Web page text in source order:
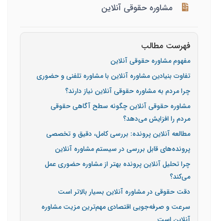
مشاوره حقوقی آنلاین
فهرست مطالب
مفهوم مشاوره حقوقی آنلاین
تفاوت بنیادین مشاوره آنلاین با مشاوره تلفنی و حضوری
چرا مردم به مشاوره حقوقی آنلاین نیاز دارند؟
مشاوره حقوقی آنلاین چگونه سطح آگاهی حقوقی
مردم را افزایش می‌دهد؟
مطالعه آنلاین پرونده: بررسی کامل، دقیق و تخصصی
پرونده‌های قابل بررسی در سیستم مشاوره آنلاین
چرا تحلیل آنلاین پرونده بهتر از مشاوره حضوری عمل
می‌کند؟
دقت حقوقی در مشاوره آنلاین بسیار بالاتر است
سرعت و صرفه‌جویی اقتصادی مهم‌ترین مزیت مشاوره